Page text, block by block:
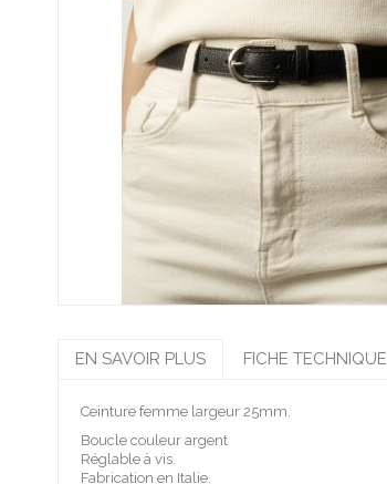
EN SAVOIR PLUS FICHE TECHNIQUE
Ceinture femme largeur 25mm.
Boucle couleur argent
Réglable à vis.
Fabrication en Italie.